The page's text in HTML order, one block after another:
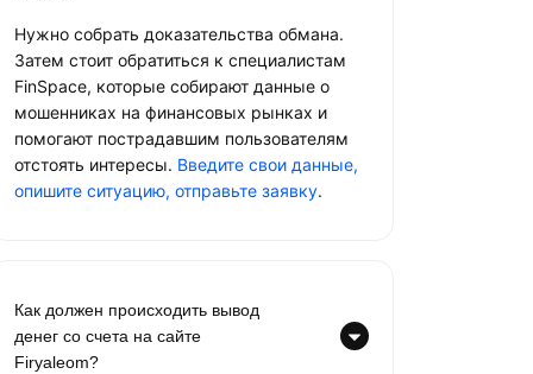
Нужно собрать доказательства обмана.
Затем стоит обратиться к специалистам
FinSpace, которые собирают данные о
мошенниках на финансовых рынках и
помогают пострадавшим пользователям
отстоять интересы. Введите свои данные,
опишите ситуацию, отправьте заявку.
Как должен происходить вывод
денег со счета на сайте
Firyaleom?